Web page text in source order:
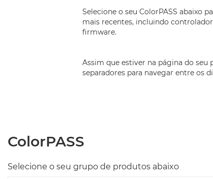
Selecione o seu ColorPASS abaixo
mais recentes, incluindo
firmware.
Assim que estiver na página do seu
separadores para navegar entre os
ColorPASS
Selecione o seu grupo de produtos abaixo